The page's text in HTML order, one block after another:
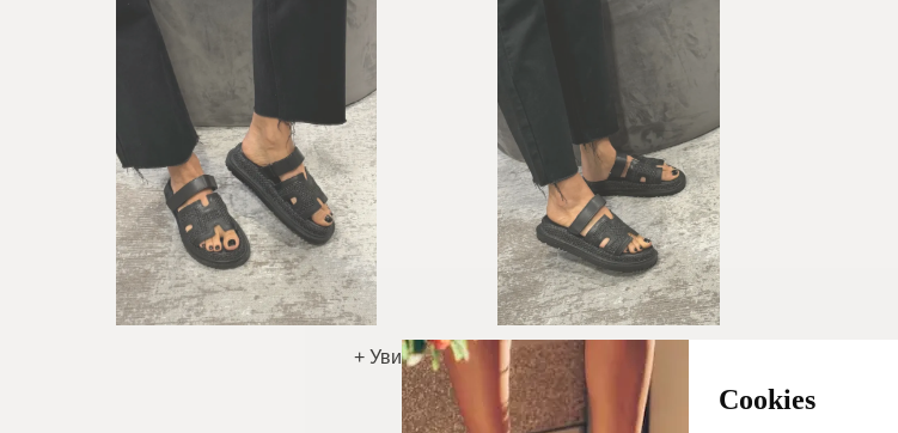
Cookies
+ Увидеть больше